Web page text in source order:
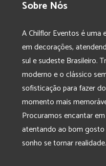
Sobre Nós
A Chilflor Eventos é uma
em decorações,
sul e sudeste Brasileiro.
moderno e o clássico
sofisticação para fazer
momento mais
Procuramos encantar
atentando ao bom gosto
sonho se tornar realidade.